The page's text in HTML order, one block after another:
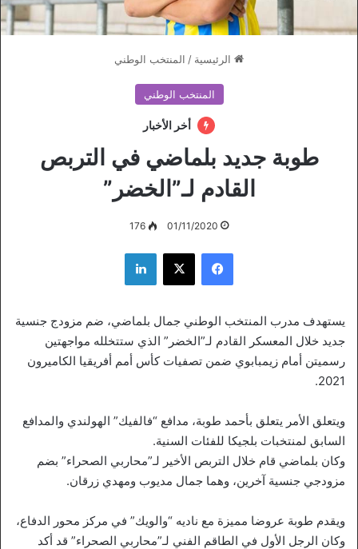
الرئيسية / المنتخب الوطني
المنتخب الوطني
أخر الأخبار
طوبة جديد بلماضي في التربص
القادم لـ”الخضر”
01/11/2020
176
فيسبوك ‫X لينكدإن
يستهدف مدرب المنتخب الوطني جمال بلماضي، ضم مزودج جنسية
جديد خلال المعسكر القادم لـ”الخضر” الذي ستتخلله مواجهتين
رسميتن أمام زيمبابوي ضمن تصفيات كأس أمم أفريقيا الكاميرون
2021.
ويتعلق الأمر يتعلق بأحمد طوبة، مدافع “فالفيك” الهولندي والمدافع
السابق لمنتخبات بلجيكا للفئات السنية.
وكان بلماضي قام خلال التربص الأخير لـ”محاربي الصحراء” بضم
مزودجي جنسية آخرين، وهما جمال مديوب ومهدي زرقان.
ويقدم طوبة عروضا مميزة مع ناديه “والويك” في مركز محور الدفاع،
وكان الرجل الأول في الطاقم الفني لـ”محاربي الصحراء” قد أكد